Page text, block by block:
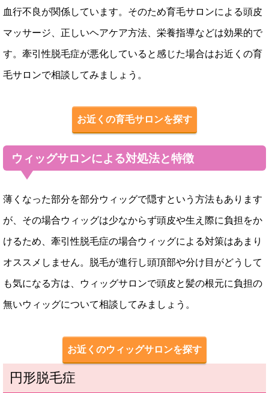
血行不良が関係しています。そのため育毛サロンによる頭皮
マッサージ、正しいヘアケア方法、栄養指導などは効果的で
す。牽引性脱毛症が悪化していると感じた場合はお近くの育
毛サロンで相談してみましょう。
お近くの育毛サロンを探す
ウィッグサロンによる対処法と特徴
薄くなった部分を部分ウィッグで隠すという方法もあります
が、その場合ウィッグは少なからず頭皮や生え際に負担をか
けるため、牽引性脱毛症の場合ウィッグによる対策はあまり
オススメしません。脱毛が進行し頭頂部や分け目がどうして
も気になる方は、ウィッグサロンで頭皮と髪の根元に負担の
無いウィッグについて相談してみましょう。
お近くのウィッグサロンを探す
円形脱毛症